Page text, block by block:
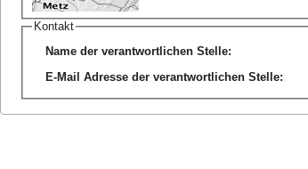
Kontakt
Name der verantwortlichen Stelle:
E-Mail Adresse der verantwortlichen Stelle: